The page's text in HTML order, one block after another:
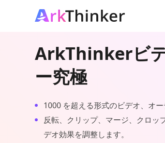
ArkThinkerビ
ー究極
1000 を超える形式のビデオ、オー
反転、クリップ、マージ、クロッ
デオ効果を調整します。